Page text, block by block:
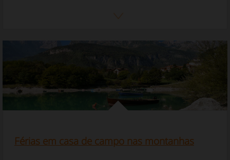
Férias em casa de campo nas montanhas